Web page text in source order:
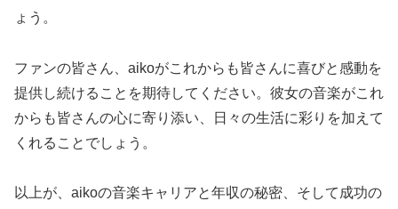
ょう。
ファンの皆さん、aikoがこれからも皆さんに喜びと感動を
提供し続けることを期待してください。彼女の音楽がこれ
からも皆さんの心に寄り添い、日々の生活に彩りを加えて
くれることでしょう。
以上が、aikoの音楽キャリアと年収の秘密、そして成功の